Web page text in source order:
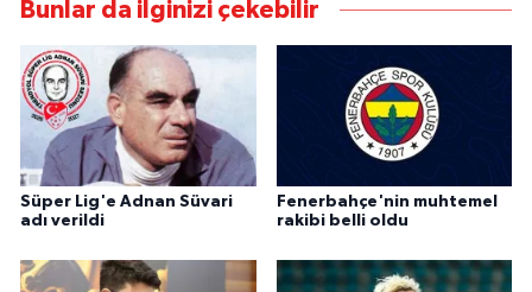
Bunlar da ilginizi çekebilir
Süper Lig'e Adnan Süvari
adı verildi
Fenerbahçe'nin muhtemel
rakibi belli oldu